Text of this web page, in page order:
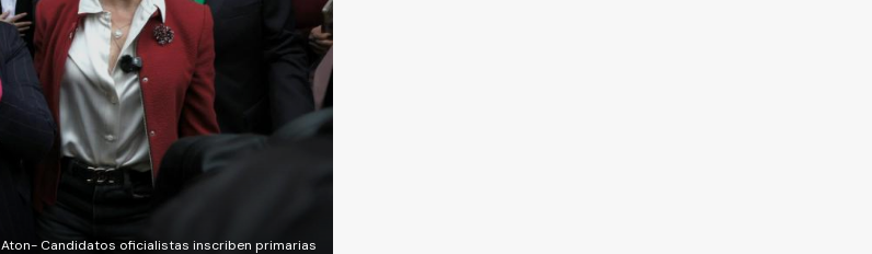
Aton- Candidatos oficialistas inscriben primarias